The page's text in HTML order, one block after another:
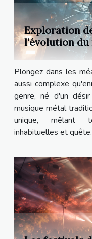
Exploration
l'évolution
Plongez dans les
aussi complexe
genre, né d'un
musique métal
unique, mêlant
inhabituelles et